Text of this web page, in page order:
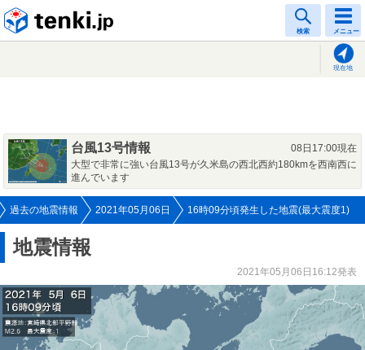
検索 メニュー
現在地
台風13号情報
08日17:00現在
大型で非常に強い台風13号が久米島の西北西約180kmを西南西に
進んでいます
過去の地震情報 2021年05月06日 16時09分頃発生した地震(最大震度1)
地震情報
2021年05月06日16:12発表